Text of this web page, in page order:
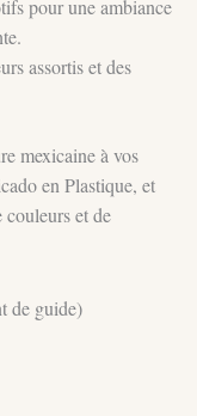
pour une ambiance
assortis et des
mexicaine à vos
en Plastique, et
couleurs et de
de guide)